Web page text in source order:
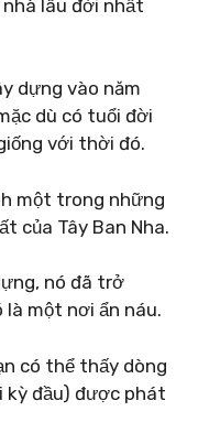
lâu đời nhất
dựng vào năm
dù có tuổi đời
với thời đó.
một trong những
của Tây Ban Nha.
nó đã trở
một nơi ẩn náu.
có thể thấy dòng
kỳ đầu) được phát